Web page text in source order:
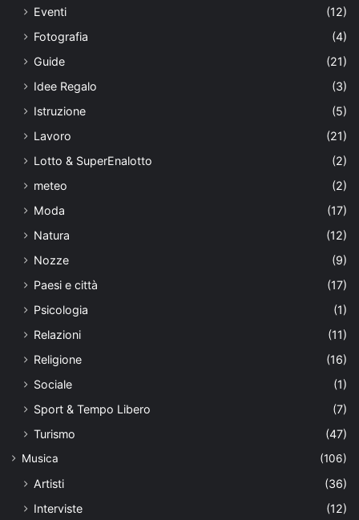
Eventi
(12)
Fotografia
(4)
Guide
(21)
Idee Regalo
(3)
Istruzione
(5)
Lavoro
(21)
Lotto & SuperEnalotto
(2)
meteo
(2)
Moda
(17)
Natura
(12)
Nozze
(9)
Paesi e città
(17)
Psicologia
(1)
Relazioni
(11)
Religione
(16)
Sociale
(1)
Sport & Tempo Libero
(7)
Turismo
(47)
Musica (106)
Artisti
(36)
Interviste
(12)